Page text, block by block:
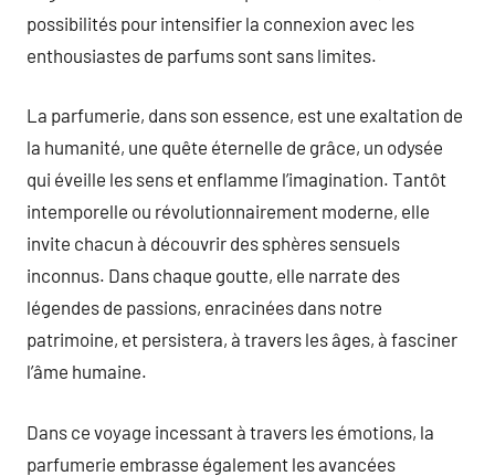
possibilités pour intensifier la connexion avec les
enthousiastes de parfums sont sans limites.
La parfumerie, dans son essence, est une exaltation de
la humanité, une quête éternelle de grâce, un odysée
qui éveille les sens et enflamme l’imagination. Tantôt
intemporelle ou révolutionnairement moderne, elle
invite chacun à découvrir des sphères sensuels
inconnus. Dans chaque goutte, elle narrate des
légendes de passions, enracinées dans notre
patrimoine, et persistera, à travers les âges, à fasciner
l’âme humaine.
Dans ce voyage incessant à travers les émotions, la
parfumerie embrasse également les avancées